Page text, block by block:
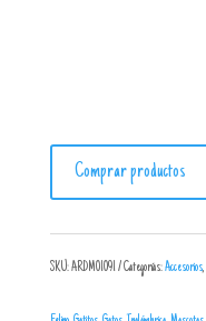
Comprar productos
SKU:ARDM01091 Categorías:Accesorios,